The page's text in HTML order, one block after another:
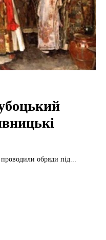
обряди під...